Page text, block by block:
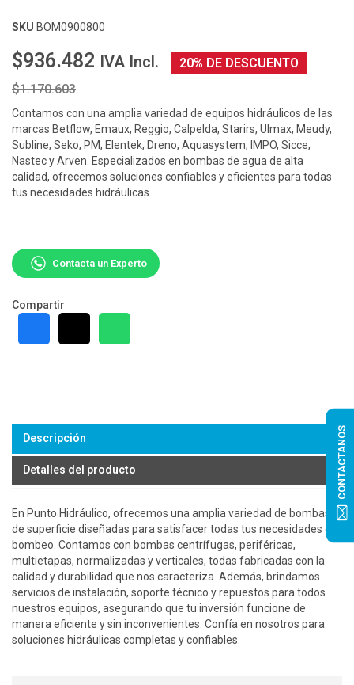
SKU BOM0900800
$936.482 IVA Incl.
20% DE DESCUENTO
$1.170.603
Contamos con una amplia variedad de equipos hidráulicos de las
marcas Betflow, Emaux, Reggio, Calpelda, Starirs, Ulmax, Meudy,
Subline, Seko, PM, Elentek, Dreno, Aquasystem, IMPO, Sicce,
Nastec y Arven. Especializados en bombas de agua de alta
calidad, ofrecemos soluciones confiables y eficientes para todas
tus necesidades hidráulicas.
Contacta un Experto
Compartir
Descripción
Detalles del producto
En Punto Hidráulico, ofrecemos una amplia variedad de bombas
de superficie diseñadas para satisfacer todas tus necesidades de
bombeo. Contamos con bombas centrífugas, periféricas,
multietapas, normalizadas y verticales, todas fabricadas con la
calidad y durabilidad que nos caracteriza. Además, brindamos
servicios de instalación, soporte técnico y repuestos para todos
nuestros equipos, asegurando que tu inversión funcione de
manera eficiente y sin inconvenientes. Confía en nosotros para
soluciones hidráulicas completas y confiables.
CONTÁCTANOS